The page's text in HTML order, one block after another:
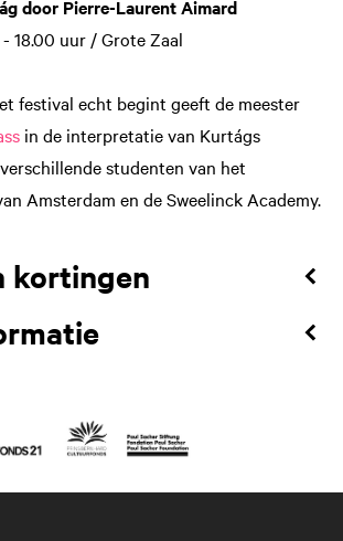
door Pierre-Laurent Aimard
18.00 uur / Grote Zaal
festival echt begint geeft de meester
in de interpretatie van Kurtágs
studenten van het
Amsterdam en de Sweelinck Academy.
kortingen